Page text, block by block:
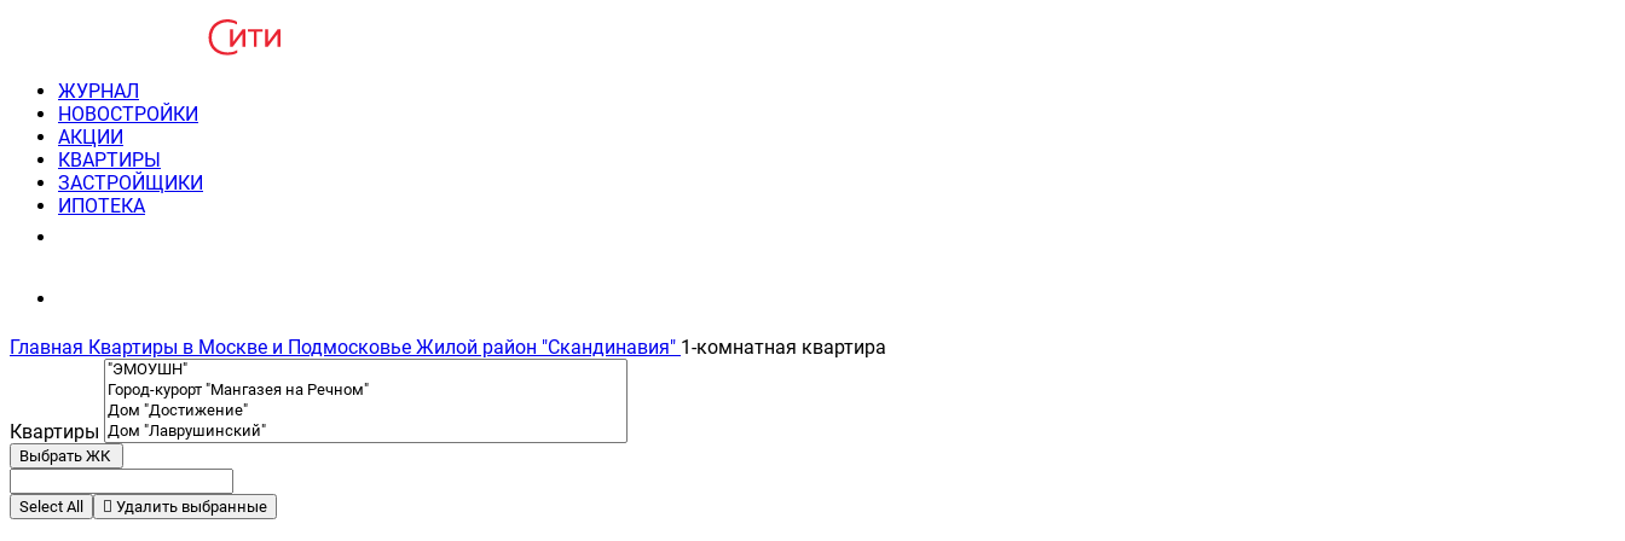
ЖУРНАЛ
НОВОСТРОЙКИ
АКЦИИ
КВАРТИРЫ
ЗАСТРОЙЩИКИ
ИПОТЕКА
Главная Квартиры в Москве и Подмосковье Жилой район "Скандинавия" 1-комнатная квартира
Квартиры
Выбрать ЖК
Select All Удалить выбранные